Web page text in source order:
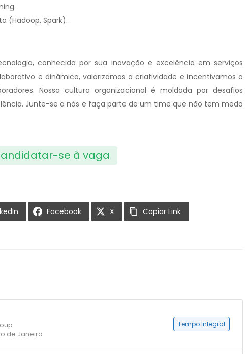
(Hadoop, Spark).
conhecida por sua inovação e excelência em serviços
e dinâmico, valorizamos a criatividade e incentivamos o
Nossa cultura organizacional é moldada por desafios
Junte-se a nós e faça parte de um time que não tem medo
se à vaga
Facebook X Copiar Link
de Janeiro
Tempo Integral